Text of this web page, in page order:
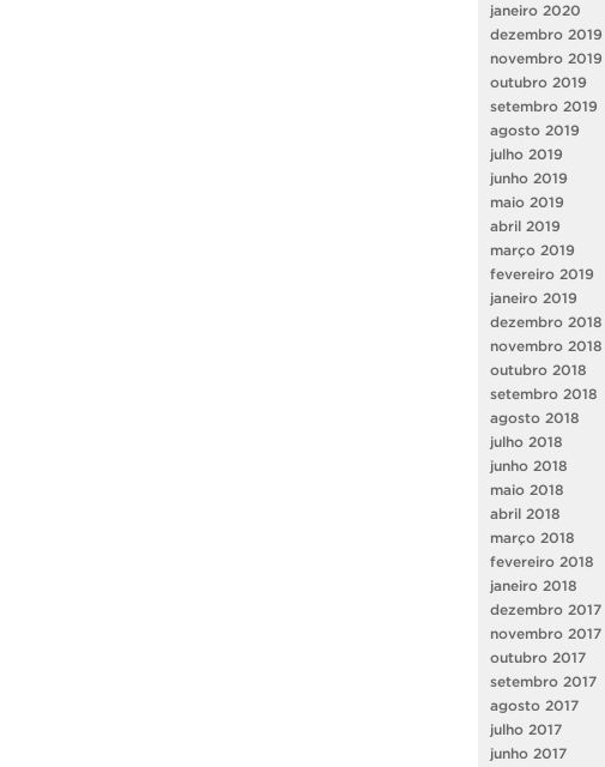
janeiro 2020
dezembro 2019
novembro 2019
outubro 2019
setembro 2019
agosto 2019
julho 2019
junho 2019
maio 2019
abril 2019
março 2019
fevereiro 2019
janeiro 2019
dezembro 2018
novembro 2018
outubro 2018
setembro 2018
agosto 2018
julho 2018
junho 2018
maio 2018
abril 2018
março 2018
fevereiro 2018
janeiro 2018
dezembro 2017
novembro 2017
outubro 2017
setembro 2017
agosto 2017
julho 2017
junho 2017